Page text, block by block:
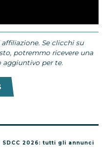
Se clicchi su
potremmo ricevere una
aggiuntivo per te.
SDCC 2026: tutti gli annunci